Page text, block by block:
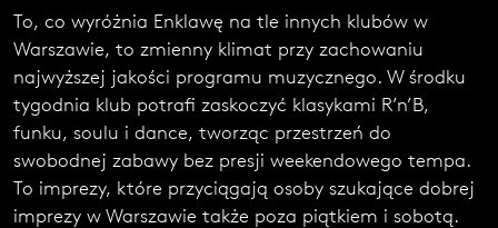
To, co wyróżnia Enklawę na tle innych klubów w
Warszawie, to zmienny klimat przy zachowaniu
najwyższej jakości programu muzycznego. W środku
tygodnia klub potrafi zaskoczyć klasykami R’n’B,
funku, soulu i dance, tworząc przestrzeń do
swobodnej zabawy bez presji weekendowego tempa.
To imprezy, które przyciągają osoby szukające dobrej
imprezy w Warszawie także poza piątkiem i sobotą.
i
e
e
z
o
s